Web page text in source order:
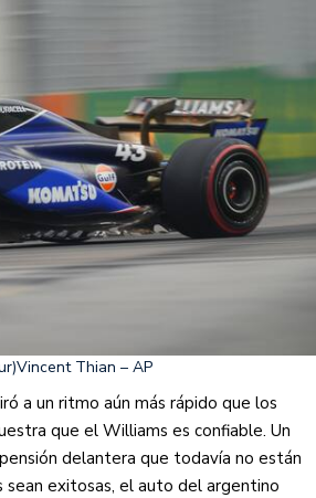
Vincent Thian – AP
a un ritmo aún más rápido que los
que el Williams es confiable. Un
delantera que todavía no están
sean exitosas, el auto del argentino